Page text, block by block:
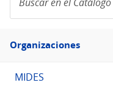
en
el
Filtro
Organizaciones
MIDES